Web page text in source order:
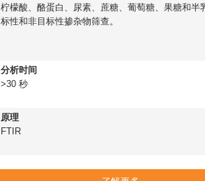
柠檬酸、酪蛋白、尿素、蔗糖、葡萄糖、果糖和半
标性和非目标性掺杂物筛查。
分析时间
>30 秒
原理
FTIR